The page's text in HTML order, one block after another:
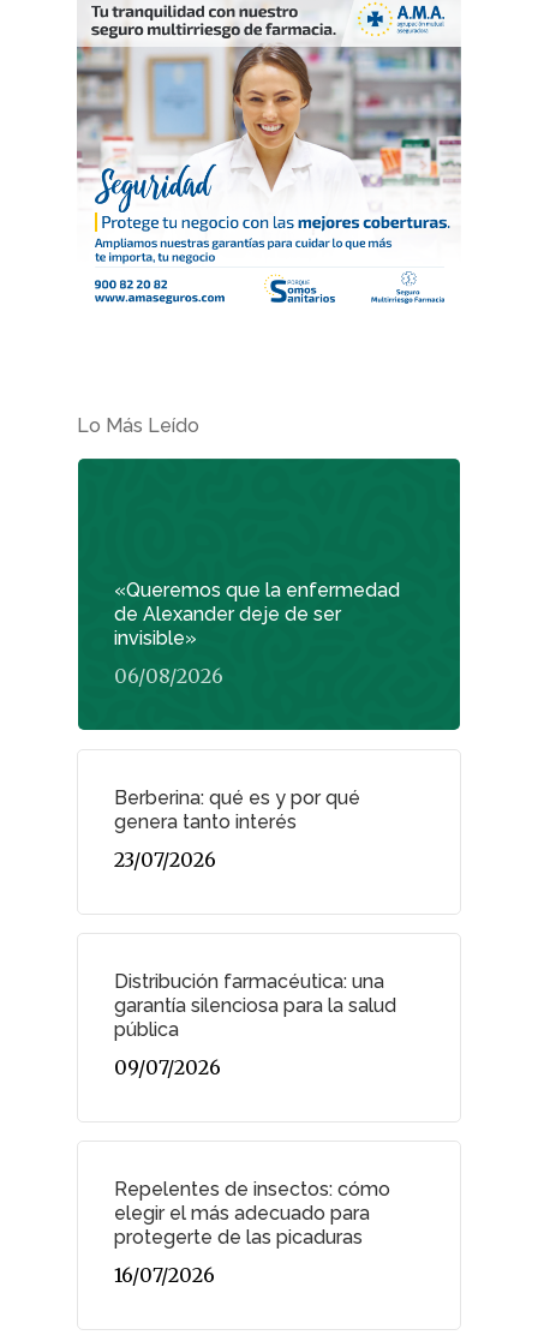
Lo Más Leído
«Queremos que la enfermedad
de Alexander deje de ser
invisible»
06/08/2026
Berberina: qué es y por qué
genera tanto interés
23/07/2026
Distribución farmacéutica: una
garantía silenciosa para la salud
pública
09/07/2026
Repelentes de insectos: cómo
elegir el más adecuado para
protegerte de las picaduras
16/07/2026